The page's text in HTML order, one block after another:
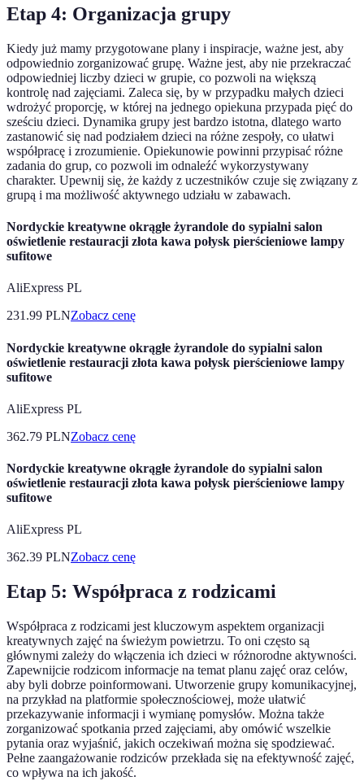
Etap 4: Organizacja grupy
Kiedy już mamy przygotowane plany i inspiracje, ważne jest, aby
odpowiednio zorganizować grupę. Ważne jest, aby nie przekraczać
odpowiedniej liczby dzieci w grupie, co pozwoli na większą
kontrolę nad zajęciami. Zaleca się, by w przypadku małych dzieci
wdrożyć proporcję, w której na jednego opiekuna przypada pięć do
sześciu dzieci. Dynamika grupy jest bardzo istotna, dlatego warto
zastanowić się nad podziałem dzieci na różne zespoły, co ułatwi
współpracę i zrozumienie. Opiekunowie powinni przypisać różne
zadania do grup, co pozwoli im odnaleźć wykorzystywany
charakter. Upewnij się, że każdy z uczestników czuje się związany z
grupą i ma możliwość aktywnego udziału w zabawach.
Nordyckie kreatywne okrągłe żyrandole do sypialni salon
oświetlenie restauracji złota kawa połysk pierścieniowe lampy
sufitowe
AliExpress PL
231.99 PLNZobacz cenę
Nordyckie kreatywne okrągłe żyrandole do sypialni salon
oświetlenie restauracji złota kawa połysk pierścieniowe lampy
sufitowe
AliExpress PL
362.79 PLNZobacz cenę
Nordyckie kreatywne okrągłe żyrandole do sypialni salon
oświetlenie restauracji złota kawa połysk pierścieniowe lampy
sufitowe
AliExpress PL
362.39 PLNZobacz cenę
Etap 5: Współpraca z rodzicami
Współpraca z rodzicami jest kluczowym aspektem organizacji
kreatywnych zajęć na świeżym powietrzu. To oni często są
głównymi zależy do włączenia ich dzieci w różnorodne aktywności.
Zapewnijcie rodzicom informacje na temat planu zajęć oraz celów,
aby byli dobrze poinformowani. Utworzenie grupy komunikacyjnej,
na przykład na platformie społecznościowej, może ułatwić
przekazywanie informacji i wymianę pomysłów. Można także
zorganizować spotkania przed zajęciami, aby omówić wszelkie
pytania oraz wyjaśnić, jakich oczekiwań można się spodziewać.
Pełne zaangażowanie rodziców przekłada się na efektywność zajęć,
co wpływa na ich jakość.